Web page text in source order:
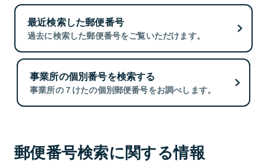
最近検索した郵便番号
過去に検索した郵便番号をご覧いただけます。
事業所の個別番号を検索する
事業所の７けたの個別郵便番号をお調べします。
郵便番号検索に関する情報